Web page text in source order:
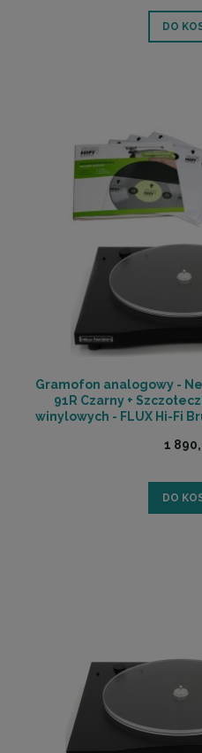
DO
Gramofon analogowy -
91R Czarny +
winylowych - FLUX Hi-Fi
1
DO